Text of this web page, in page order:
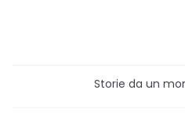
Storie da un